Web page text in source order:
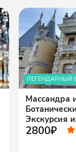
ЛЕГЕНДАРНЫЙ
Массандра
Экскурсия
2800₽